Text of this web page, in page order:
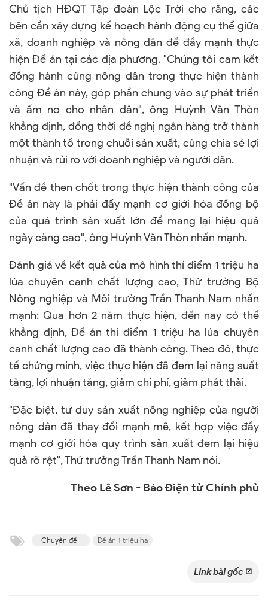
Chủ tịch HĐQT Tập đoàn Lộc Trời cho rằng, các
bên cần xây dựng kế hoạch hành động cụ thể giữa
xã, doanh nghiệp và nông dân để đẩy mạnh thực
hiện Đề án tại các địa phương. "Chúng tôi cam kết
đồng hành cùng nông dân trong thực hiện thành
công Đề án này, góp phần chung vào sự phát triển
và ấm no cho nhân dân", ông Huỳnh Văn Thòn
khẳng định, đồng thời đề nghị ngân hàng trở thành
một thành tố trong chuỗi sản xuất, cùng chia sẻ lợi
nhuận và rủi ro với doanh nghiệp và người dân.
"Vấn đề then chốt trong thực hiện thành công của
Đề án này là phải đẩy mạnh cơ giới hóa đồng bộ
của quá trình sản xuất lớn để mang lại hiệu quả
ngày càng cao", ông Huỳnh Văn Thòn nhấn mạnh.
Đánh giá về kết quả của mô hình thí điểm 1 triệu ha
lúa chuyên canh chất lượng cao, Thứ trưởng Bộ
Nông nghiệp và Môi trường Trần Thanh Nam nhấn
mạnh: Qua hơn 2 năm thực hiện, đến nay có thể
khẳng định, Đề án thí điểm 1 triệu ha lúa chuyên
canh chất lượng cao đã thành công. Theo đó, thực
tế chứng minh, việc thực hiện đã đem lại năng suất
tăng, lợi nhuận tăng, giảm chi phí, giảm phát thải.
"Đặc biệt, tư duy sản xuất nông nghiệp của người
nông dân đã thay đổi mạnh mẽ, kết hợp việc đẩy
mạnh cơ giới hóa quy trình sản xuất đem lại hiệu
quả rõ rệt", Thứ trưởng Trần Thanh Nam nói.
Theo Lê Sơn - Báo Điện tử Chính phủ
Chuyên đề Đề án 1 triệu ha
Link bài gốc